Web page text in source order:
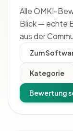
Alle OMKI-
Blick — echte
aus der
Zum
Kategorie
Bewertung